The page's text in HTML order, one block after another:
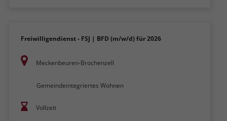
Freiwilligendienst - FSJ | BFD (m/w/d) für 2026
Meckenbeuren-Brochenzell
Gemeindeintegriertes Wohnen
Vollzeit